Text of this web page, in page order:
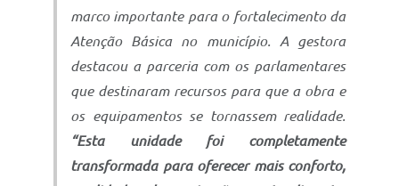
marco importante para o fortalecimento da
Atenção Básica no município. A gestora
destacou a parceria com os parlamentares
que destinaram recursos para que a obra e
os equipamentos se tornassem realidade.
“Esta unidade foi completamente
transformada para oferecer mais conforto,